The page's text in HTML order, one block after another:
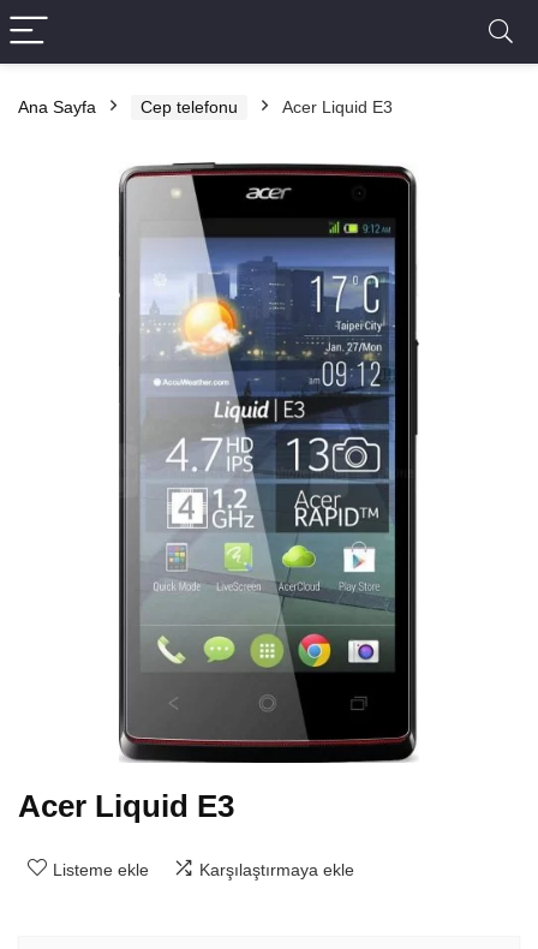
Ana Sayfa Cep telefonu Acer Liquid E3
Acer Liquid E3
Listeme ekle Karşılaştırmaya ekle